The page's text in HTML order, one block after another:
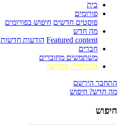
בית
פורומים
פוסטים חדשים חיפוש בפורומים
מה חדש
Featured content הודעות חדשות
חברים
משתמשים מחוברים
הסולידית ממליצה
התחבר הירשם
מה חדש? חיפוש
חיפוש